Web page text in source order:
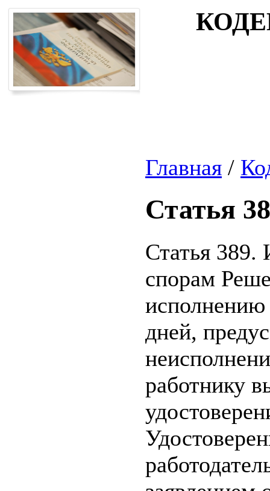
Главная /
Статья
Статья 389.
спорам
исполнению
дней,
работнику